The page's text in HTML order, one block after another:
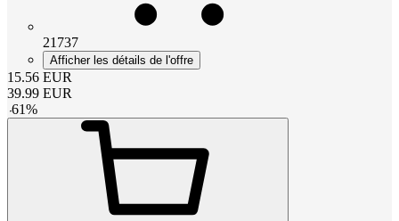
21737
Afficher les détails de l'offre
15.56 EUR
39.99 EUR
-61%